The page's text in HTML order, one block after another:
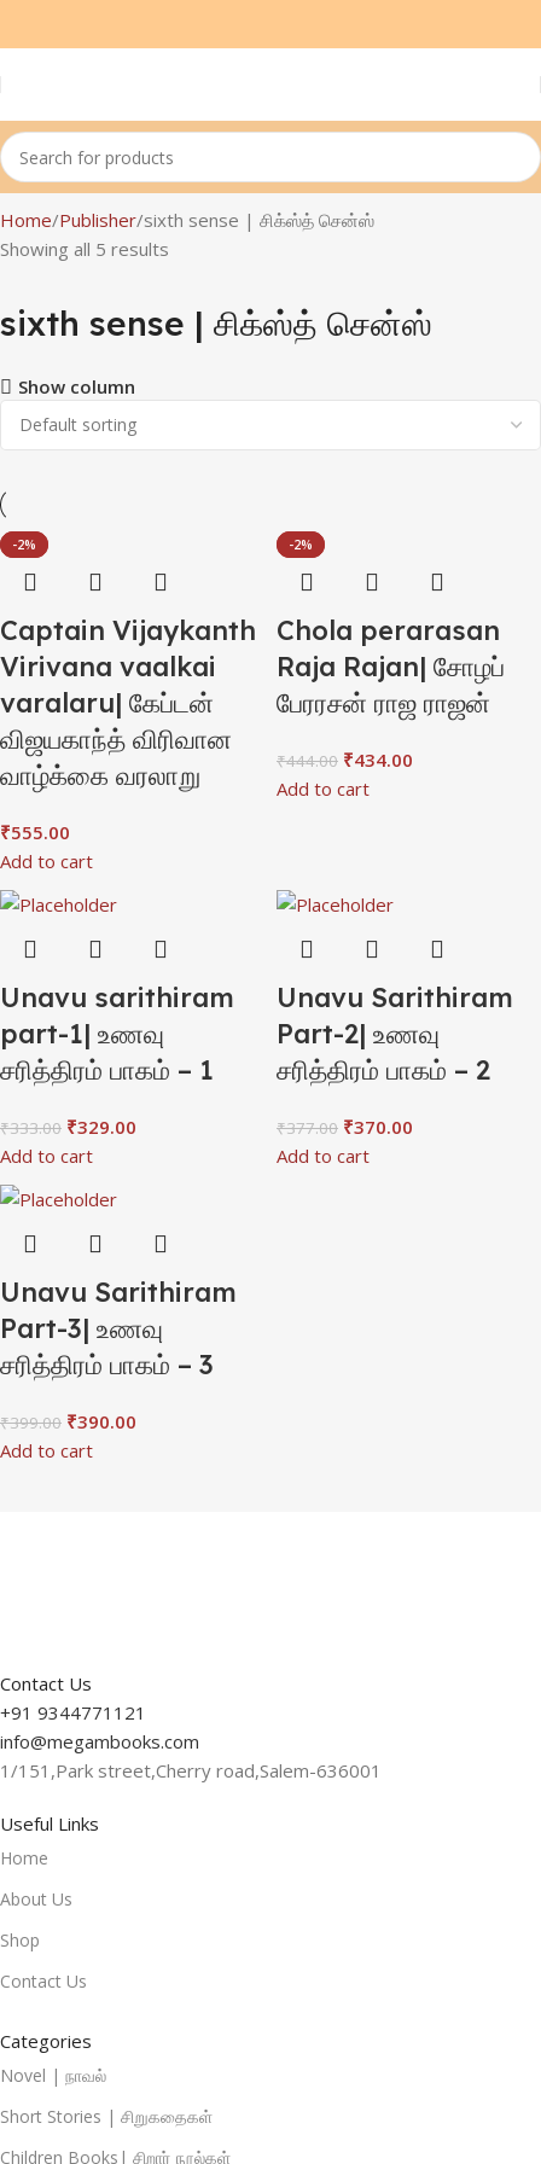
Home Publisher sixth sense | சிக்ஸ்த் சென்ஸ்
Showing all 5 results
sixth sense | சிக்ஸ்த் சென்ஸ்
Show column
Captain Vijaykanth
Virivana vaalkai
varalaru| கேப்டன்
விஜயகாந்த் விரிவான
வாழ்க்கை வரலாறு
₹555.00
Add to cart
-2%
Chola perarasan
Raja Rajan| சோழப்
பேரரசன் ராஜ ராஜன்
₹444.00 ₹434.00
Add to cart
-1%
Unavu sarithiram
part-1| உணவு
சரித்திரம் பாகம் – 1
₹333.00 ₹329.00
Add to cart
-2%
Unavu Sarithiram
Part-2| உணவு
சரித்திரம் பாகம் – 2
₹377.00 ₹370.00
Add to cart
-2%
Unavu Sarithiram
Part-3| உணவு
சரித்திரம் பாகம் – 3
₹399.00 ₹390.00
Add to cart
Contact Us
+91 9344771121
info@megambooks.com
1/151,Park street,Cherry road,Salem-636001
Useful Links
Home
About Us
Shop
Contact Us
Categories
Novel | நாவல்
Short Stories | சிறுகதைகள்
Children Books| சிறார் நூல்கள்